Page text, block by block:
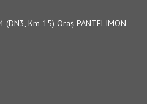
Km 15) Oraş PANTELIMON